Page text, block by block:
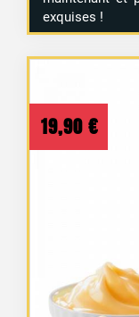
exquises !
19,90 €